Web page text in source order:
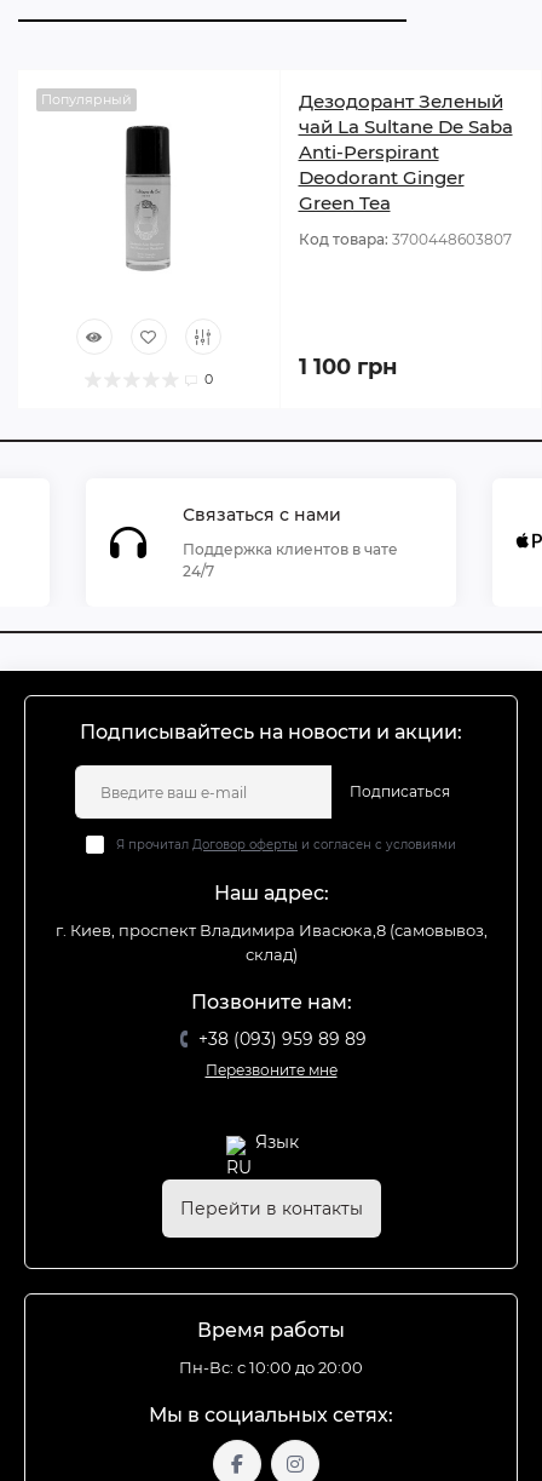
Популярный
0
Дезодорант Зеленый
чай La Sultane De Saba
Anti-Perspirant
Deodorant Ginger
Green Tea
Код товара: 3700448603807
1 100 грн
Связаться с нами
Поддержка клиентов в чате
24/7
Подписывайтесь на новости и акции:
Подписаться
Я прочитал Договор оферты и согласен с условиями
Наш адрес:
г. Киев, проспект Владимира Ивасюка,8 (самовывоз,
склад)
Позвоните нам:
+38 (093) 959 89 89
Перезвоните мне
Язык
Перейти в контакты
Время работы
Пн-Вс: с 10:00 до 20:00
Мы в социальных сетях: